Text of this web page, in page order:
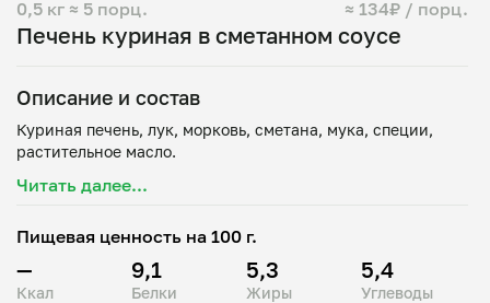
Печень куриная в сметанном соусе
0,5 кг ≈ 5 порц. ≈ 134₽ / порц.
Описание и состав
Куриная печень, лук, морковь, сметана, мука, специи,
Читать далее...
Пищевая ценность на 100 г.
—
Ккал
9,1
Белки
5,3
Жиры
5,4
Углеводы